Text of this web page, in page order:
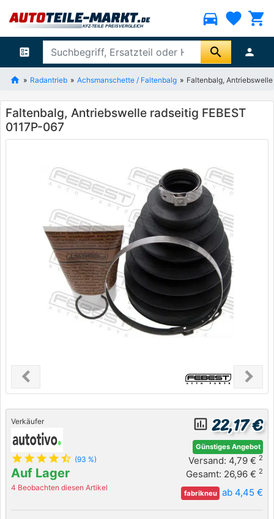
directions_car favorite shopping_cart
ballot search person
Radantrieb Achsmanschette / Faltenbalg Faltenbalg,
Faltenbalg, Antriebswelle radseitig FEBEST
0117P-067
chevron_leftPrevious chevron_right
Next
Verkäufer
star star star star star_half (93 %)
Auf Lager
4 Beobachten diesen Artikel
insert_chart_outlined 22,17 €
Günstiges Angebot
Versand: 4,79 € 2
Gesamt: 26,96 € 2
fabrikneu ab 4,45 €